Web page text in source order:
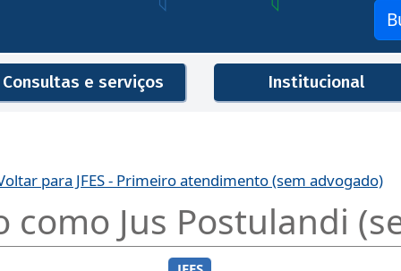
Consultas e serviços Institucional
para JFES - Primeiro atendimento (sem advogado)
como Jus Postulandi